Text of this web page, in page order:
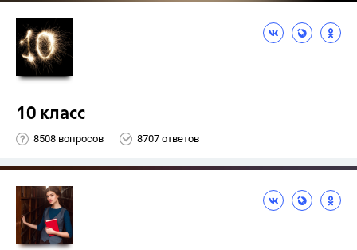
10 класс
8508 вопросов 8707 ответов